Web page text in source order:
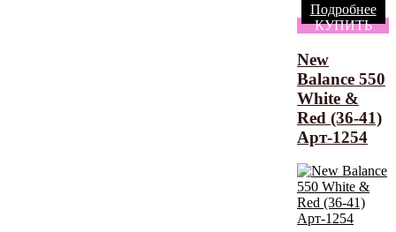
Подробнее
КУПИТЬ
New
Balance 550
White &
Red (36-41)
Арт-1254